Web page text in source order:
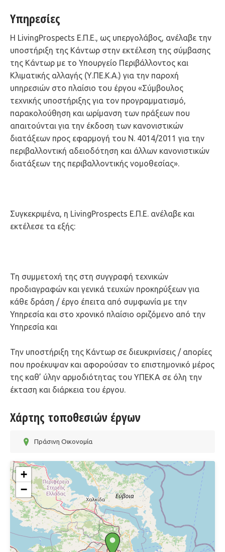
Υπηρεσίες
Η LivingProspects Ε.Π.Ε., ως υπεργολάβος, ανέλαβε την
υποστήριξη της Κάντωρ στην εκτέλεση της σύμβασης
της Κάντωρ με το Υπουργείο Περιβάλλοντος και
Κλιματικής αλλαγής (Υ.ΠΕ.Κ.Α.) για την παροχή
υπηρεσιών στο πλαίσιο του έργου «Σύμβουλος
τεχνικής υποστήριξης για τον προγραμματισμό,
παρακολούθηση και ωρίμανση των πράξεων που
απαιτούνται για την έκδοση των κανονιστικών
διατάξεων προς εφαρμογή του Ν. 4014/2011 για την
περιβαλλοντική αδειοδότηση και άλλων κανονιστικών
διατάξεων της περιβαλλοντικής νομοθεσίας».
Συγκεκριμένα, η LivingProspects Ε.Π.Ε. ανέλαβε και
εκτέλεσε τα εξής:
Τη συμμετοχή της στη συγγραφή τεχνικών
προδιαγραφών και γενικά τευχών προκηρύξεων για
κάθε δράση / έργο έπειτα από συμφωνία με την
Υπηρεσία και στο χρονικό πλαίσιο οριζόμενο από την
Υπηρεσία και
Την υποστήριξη της Κάντωρ σε διευκρινίσεις / απορίες
που προέκυψαν και αφορούσαν το επιστημονικό μέρος
της καθ’ ύλην αρμοδιότητας του ΥΠΕΚΑ σε όλη την
έκταση και διάρκεια του έργου.
Χάρτης τοποθεσιών έργων
Πράσινη Οικονομία
+
−